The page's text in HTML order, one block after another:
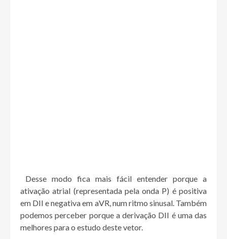
Desse modo fica mais fácil entender porque a
ativação atrial (representada pela onda P) é positiva
em DII e negativa em aVR, num ritmo sinusal. Também
podemos perceber porque a derivação DII é uma das
melhores para o estudo deste vetor.